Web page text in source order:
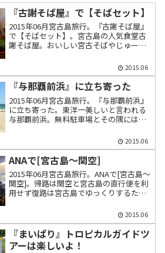
『古謝そば屋』で【そばセット】
2015年06月宮古島旅行。『古謝そば屋』
で【そばセット】。宮古島の人気食堂古
謝そば屋。おいしい宮古そばやじゅーし
2015.06
『与那覇前浜』に立ち寄った
2015年06月宮古島旅行。『与那覇前浜』
に立ち寄った。東洋一美しいと言われる
与那覇前浜。無料駐車場とその隅には更
い砂浜が7km続く。海水浴場ではない。
シュノーケルには向かない。
2015.06
ANAで[宮古島～関空]
2015年06月宮古島旅行。ANAで[宮古島～
関空]。帰路は関空と宮古島の直行便を利
用せず復路は宮古島でゆっくりするため
2015.06
『まいぱり』トロピカルガイドツ
アーは楽しいよ！